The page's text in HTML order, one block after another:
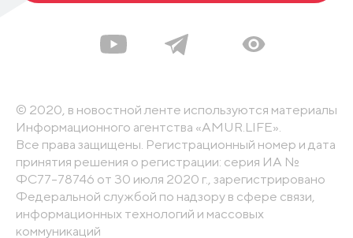
© 2020, в новостной ленте используются материалы
Информационного агентства «AMUR.LIFE».
Все права защищены. Регистрационный номер и дата
принятия решения о регистрации: серия ИА №
ФС77-78746 от 30 июля 2020 г., зарегистрировано
Федеральной службой по надзору в сфере связи,
информационных технологий и массовых
коммуникаций